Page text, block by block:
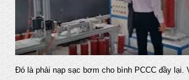
Đó là phải nạp sạc bơm cho bình PCCC đầy lại.